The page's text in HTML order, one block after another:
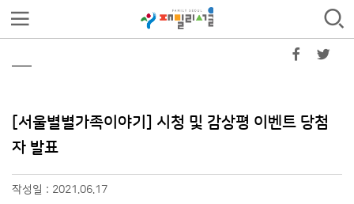
[서울별별가족이야기] 시청 및 감상평 이벤트 당첨
자 발표
작성일 : 2021.06.17